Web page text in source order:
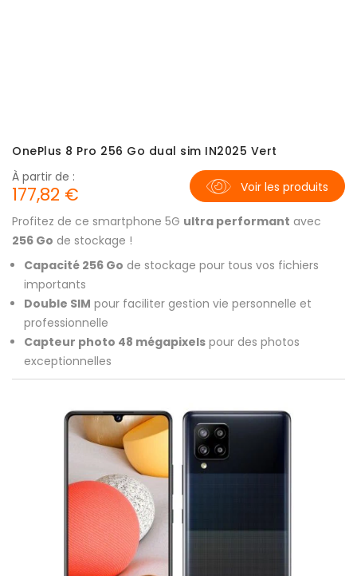
OnePlus 8 Pro 256 Go dual sim IN2025 Vert
Profitez de ce smartphone 5G ultra performant avec
256 Go de stockage !
À partir de :
177,82 € Voir les produits
Capacité 256 Go de stockage pour tous vos fichiers
importants
Double SIM pour faciliter gestion vie personnelle et
professionnelle
Capteur photo 48 mégapixels pour des photos
exceptionnelles